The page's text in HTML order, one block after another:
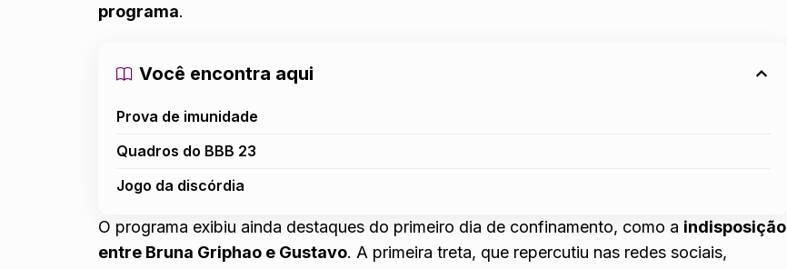
programa.
Você encontra aqui
Prova de imunidade
Quadros do BBB 23
Jogo da discórdia
O programa exibiu ainda destaques do primeiro dia de confinamento, como a indisposição
entre Bruna Griphao e Gustavo. A primeira treta, que repercutiu nas redes sociais,